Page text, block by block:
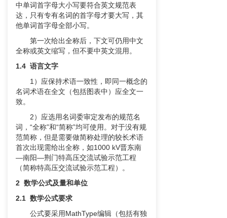
中单词首字母大小写要符合英文规范表
达，只有专有名词的首字母才要大写，其
他单词首字母全部小写。
第一次给出全称后，下文可仍用中文
全称或英文缩写，但不要中英文混用。
1.4 语言文字
1）应保持术语一致性，即同一概念的
名词术语在全文（包括图表中）应全文一
致。
2）应选用名词委审定发布的规范名
词，“全称”和“简称”均可使用。对于没有规
范简称，但是需要做简称处理的较长术语
首次出现需给出全称，如1000 kV晋东南
—南阳—荆门特高压交流试验示范工程
（简称特高压交流试验示范工程）。
2 数学公式及量和单位
2.1 数学公式要求
公式要采用MathType编辑（包括有独